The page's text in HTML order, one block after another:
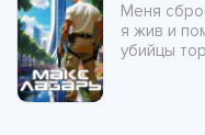
Меня
я жив и
убийцы